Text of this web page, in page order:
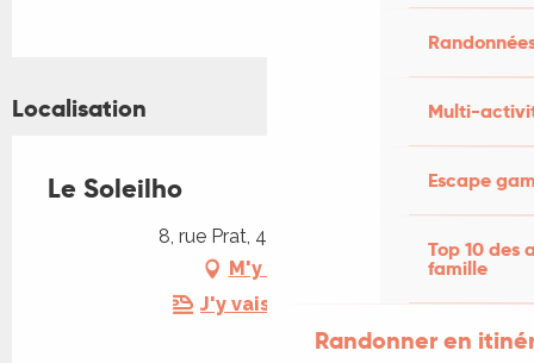
Multi-
Escape
Top 10 des
famille
Randonner en
Localisation
Le Soleilho
8, rue Prat, 46100 Figeac
M'y rendre
J'y vais en train !